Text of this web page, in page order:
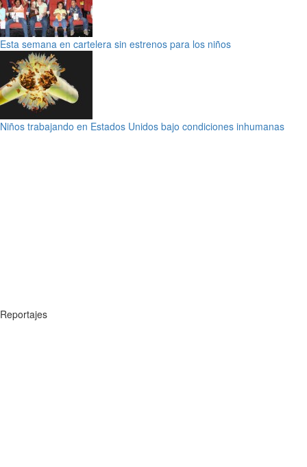
Esta semana en cartelera sin estrenos para los niños
Niños trabajando en Estados Unidos bajo condiciones inhumanas
Reportajes